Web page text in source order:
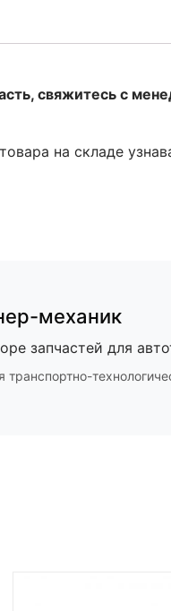
свяжитесь с
на складе
механик
запчастей для
транспортно-